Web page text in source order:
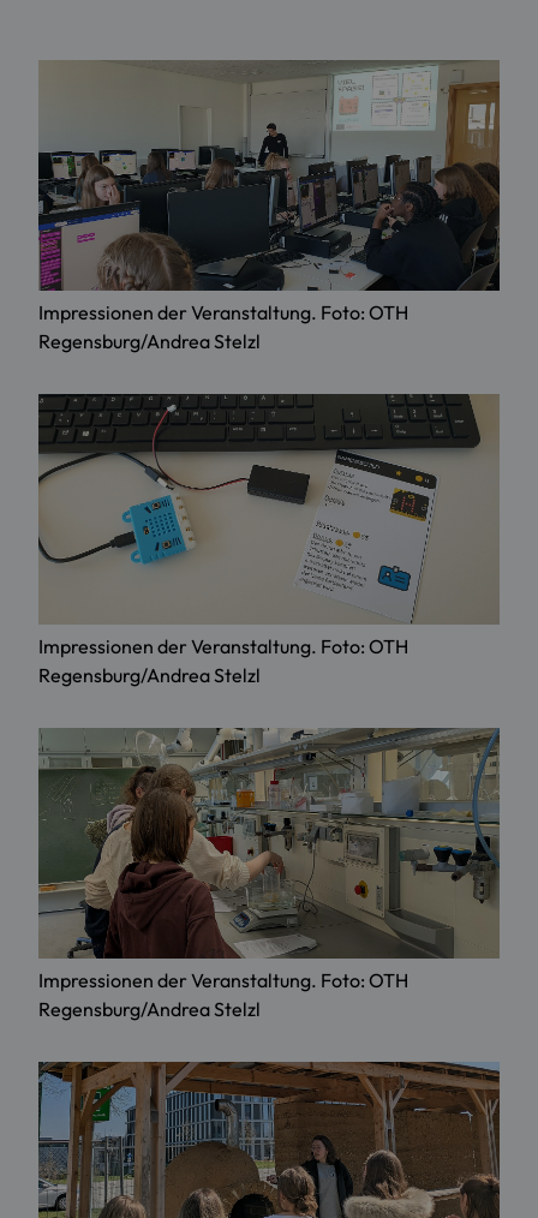
Impressionen der Veranstaltung. Foto: OTH
Regensburg/Andrea Stelzl
Impressionen der Veranstaltung. Foto: OTH
Regensburg/Andrea Stelzl
Impressionen der Veranstaltung. Foto: OTH
Regensburg/Andrea Stelzl